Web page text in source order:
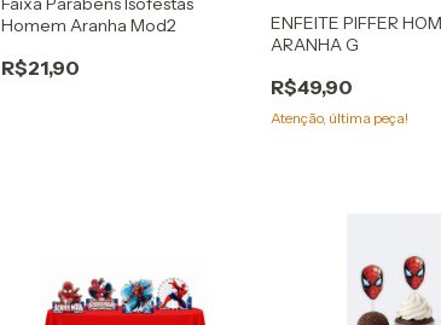
Homem Aranha Mod2
R$21,90
ENFEITE PIFFER
ARANHA G
R$49,90
Atenção, última peça!